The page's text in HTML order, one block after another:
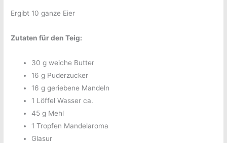
Ergibt 10 ganze Eier
Zutaten für den Teig:
30 g weiche Butter
16 g Puderzucker
16 g geriebene Mandeln
1 Löffel Wasser ca.
45 g Mehl
1 Tropfen Mandelaroma
Glasur